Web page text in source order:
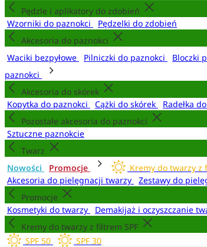
Pędzle i aplikatory do zdobień
Wzorniki do paznokci
Pędzelki do zdobień
Akcesoria do paznokci
Waciki bezpyłowe
Pilniczki do paznokci Bloczki
paznokci
Akcesoria do skórek
Kopytka do paznokci
Cążki do skórek Radełka
Pozostałe akcesoria do paznokci
Sztuczne paznokcie
Twarz
Nowości
Promocje Kremy do twarzy z
Akcesoria do pielęgnacji twarzy
Zestawy do
Promocje
Kosmetyki do twarzy
Demakijaż i oczyszczanie
Kremy do twarzy z filtrem SPF
SPF 50
SPF 30